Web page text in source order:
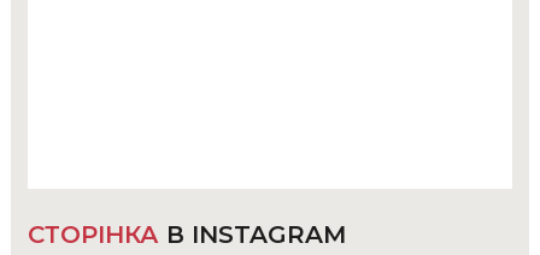
СТОРІНКА В INSTAGRAM